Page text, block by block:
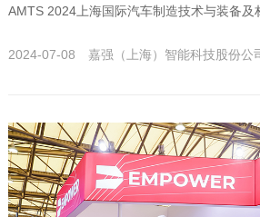
AMTS 2024上海国际汽车制造技术与装备及
2024-07-08 嘉强（上海）智能科技股份公